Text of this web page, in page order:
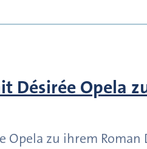
Désirée Opela
Opela zu ihrem